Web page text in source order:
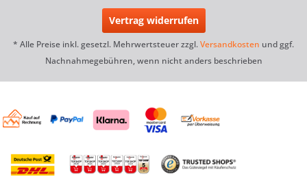
Vertrag widerrufen
* Alle Preise inkl. gesetzl. Mehrwertsteuer zzgl.Versandkosten und ggf.
Nachnahmegebühren, wenn nicht anders beschrieben